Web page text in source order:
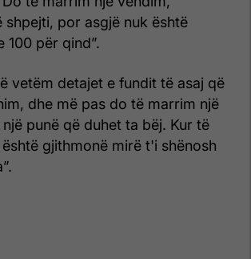
shpejti, por asgjë nuk është
100 për qind”.
vetëm detajet e fundit të asaj që
dhe më pas do të marrim një
punë që duhet ta bëj. Kur të
gjithmonë mirë t'i shënosh